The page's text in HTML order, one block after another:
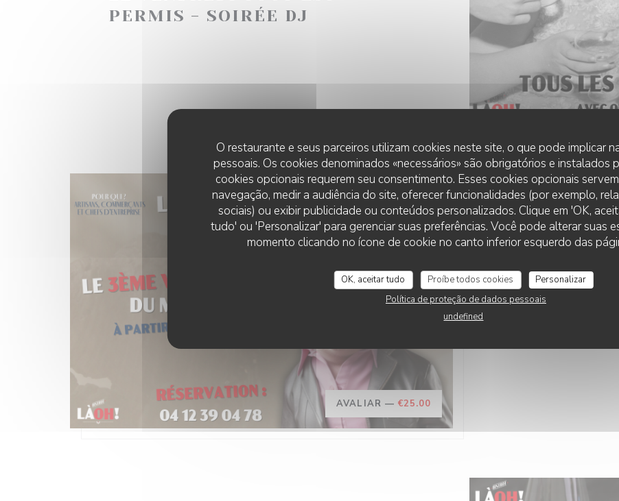
O restaurante e seus parceiros utilizam cookies neste site, o que pode implicar
pessoais. Os cookies denominados «necessários» são obrigatórios e instalados
cookies opcionais requerem seu consentimento. Esses cookies opcionais
navegação, medir a audiência do site, oferecer funcionalidades (por exemplo,
sociais) ou exibir publicidade ou conteúdos personalizados. Clique em 'OK,
tudo' ou 'Personalizar' para gerenciar suas preferências. Você pode alterar suas
momento clicando no ícone de cookie no canto inferior esquerdo das
OK, aceitar tudo Proíbe todos cookies
Personalizar
Política de proteção de dados pessoais
undefined
PERMIS - SOIRÉE DJ
AVALIAR — €25.00
O 21/02/2025 DO
MÂCHON